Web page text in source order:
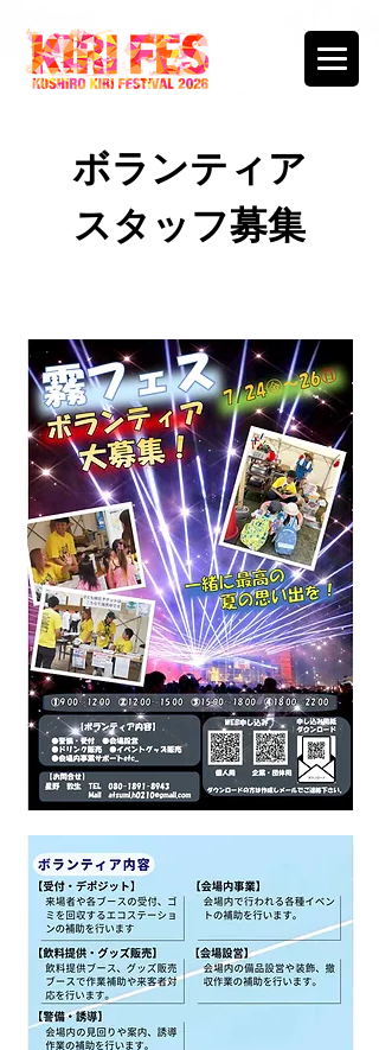
ボランティア
スタッフ募集